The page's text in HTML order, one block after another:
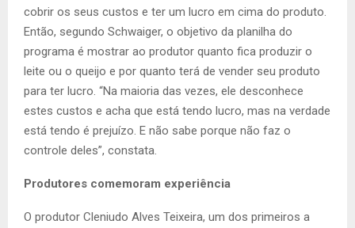
cobrir os seus custos e ter um lucro em cima do produto.
Então, segundo Schwaiger, o objetivo da planilha do
programa é mostrar ao produtor quanto fica produzir o
leite ou o queijo e por quanto terá de vender seu produto
para ter lucro. “Na maioria das vezes, ele desconhece
estes custos e acha que está tendo lucro, mas na verdade
está tendo é prejuízo. E não sabe porque não faz o
controle deles”, constata.
Produtores comemoram experiência
O produtor Cleniudo Alves Teixeira, um dos primeiros a